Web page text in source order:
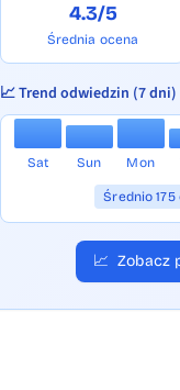
4.3/5
Średnia ocena
📈 Trend odwiedzin (7 dni)
Sat Sun Mon
Średnio
📈 Zobacz